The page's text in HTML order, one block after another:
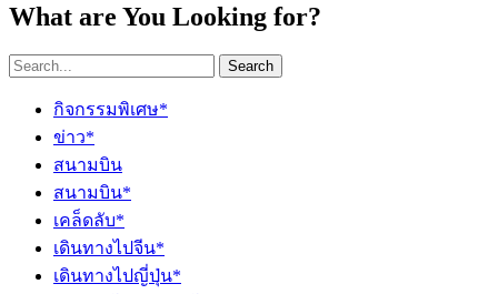
What are You Looking for?
Search
กิจกรรมพิเศษ*
ข่าว*
สนามบิน
สนามบิน*
เคล็ดลับ*
เดินทางไปจีน*
เดินทางไปญี่ปุ่น*